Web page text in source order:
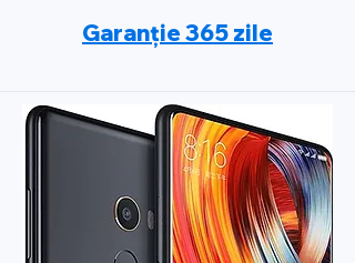
Garanție 365 zile